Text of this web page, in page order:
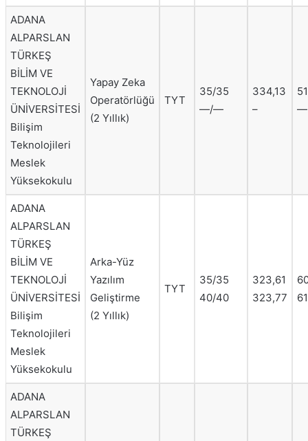
ADANA
ALPARSLAN
TÜRKEŞ
BİLİM VE
TEKNOLOJİ
ÜNİVERSİTESİ
Bilişim
Teknolojileri
Meslek
Yüksekokulu
Yapay Zeka
Operatörlüğü
(2 Yıllık)
TYT
35/35
—/—
334,13
–
—
ADANA
ALPARSLAN
TÜRKEŞ
BİLİM VE
TEKNOLOJİ
ÜNİVERSİTESİ
Bilişim
Teknolojileri
Meslek
Yüksekokulu
Arka-Yüz
Yazılım
Geliştirme
(2 Yıllık)
TYT
35/35
40/40
323,61
323,77
ADANA
ALPARSLAN
TÜRKEŞ